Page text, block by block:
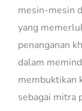
mesin-mesin
yang
penanganan
dalam
membuktikan
sebagai mitra